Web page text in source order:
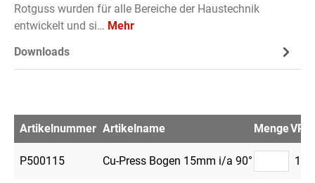
Rotguss wurden für alle Bereiche der Haustechnik
entwickelt und si… Mehr
Downloads
Artikelnummer Artikelname MengeVPE
P500115 Cu-Press Bogen 15mm i/a 90° 10